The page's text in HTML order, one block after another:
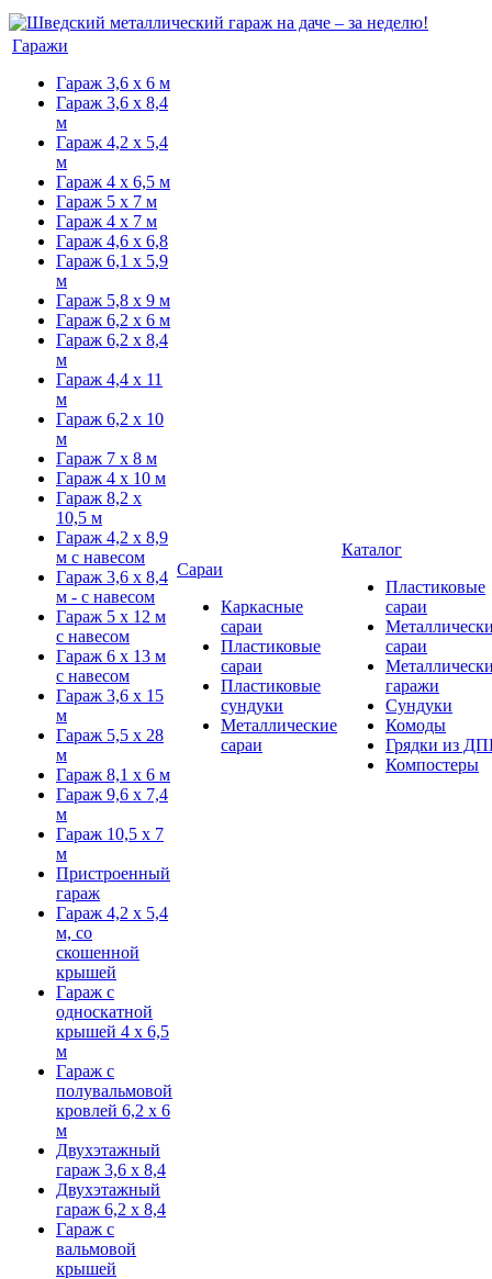
Гаражи
Гараж 3,6 х 6 м
Гараж 3,6 х 8,4
м
Гараж 4,2 х 5,4
м
Гараж 4 х 6,5 м
Гараж 5 х 7 м
Гараж 4 х 7 м
Гараж 4,6 х 6,8
Гараж 6,1 х 5,9
м
Гараж 5,8 х 9 м
Гараж 6,2 х 6 м
Гараж 6,2 х 8,4
м
Гараж 4,4 х 11
м
Гараж 6,2 х 10
м
Гараж 7 х 8 м
Гараж 4 х 10 м
Гараж 8,2 х
10,5 м
Гараж 4,2 х 8,9
м с навесом
Гараж 3,6 х 8,4
м - с навесом
Гараж 5 х 12 м
с навесом
Гараж 6 х 13 м
с навесом
Гараж 3,6 х 15
м
Гараж 5,5 х 28
м
Гараж 8,1 х 6 м
Гараж 9,6 х 7,4
м
Гараж 10,5 х 7
м
Пристроенный
гараж
Гараж 4,2 х 5,4
м, со
скошенной
крышей
Гараж с
односкатной
крышей 4 х 6,5
м
Гараж с
полувальмовой
кровлей 6,2 х 6
м
Двухэтажный
гараж 3,6 х 8,4
Двухэтажный
гараж 6,2 х 8,4
Гараж с
вальмовой
крышей
Сараи
Каркасные
сараи
Пластиковые
сараи
Пластиковые
сундуки
Металлические
сараи
Каталог
Пластиковые
сараи
сараи
гаражи
Сундуки
Комоды
Грядки из
Компостеры